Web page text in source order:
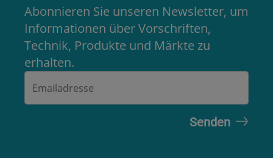
Abonnieren Sie unseren Newsletter, um
Informationen über Vorschriften,
Technik, Produkte und Märkte zu
erhalten.